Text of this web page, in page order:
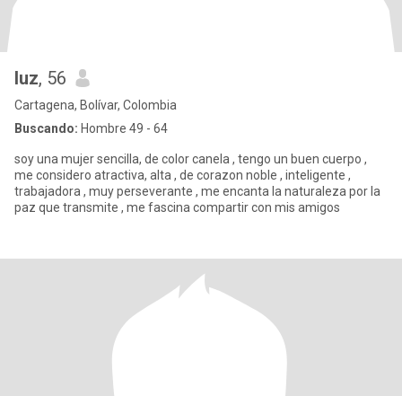
luz, 56
Cartagena, Bolívar, Colombia
Buscando: Hombre 49 - 64
soy una mujer sencilla, de color canela , tengo un buen cuerpo ,
me considero atractiva, alta , de corazon noble , inteligente ,
trabajadora , muy perseverante , me encanta la naturaleza por la
paz que transmite , me fascina compartir con mis amigos